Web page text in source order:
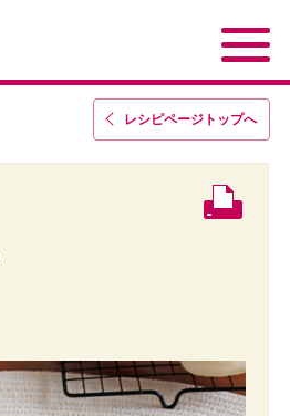
レシピページトップへ